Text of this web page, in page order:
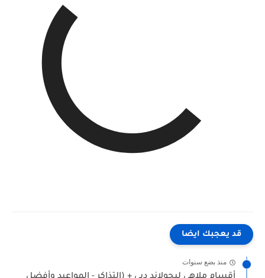
قد يعجبك ايضا
منذ بضع سنوات